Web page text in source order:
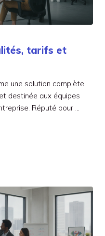
tarifs et
une solution complète
destinée aux équipes
Réputé pour …